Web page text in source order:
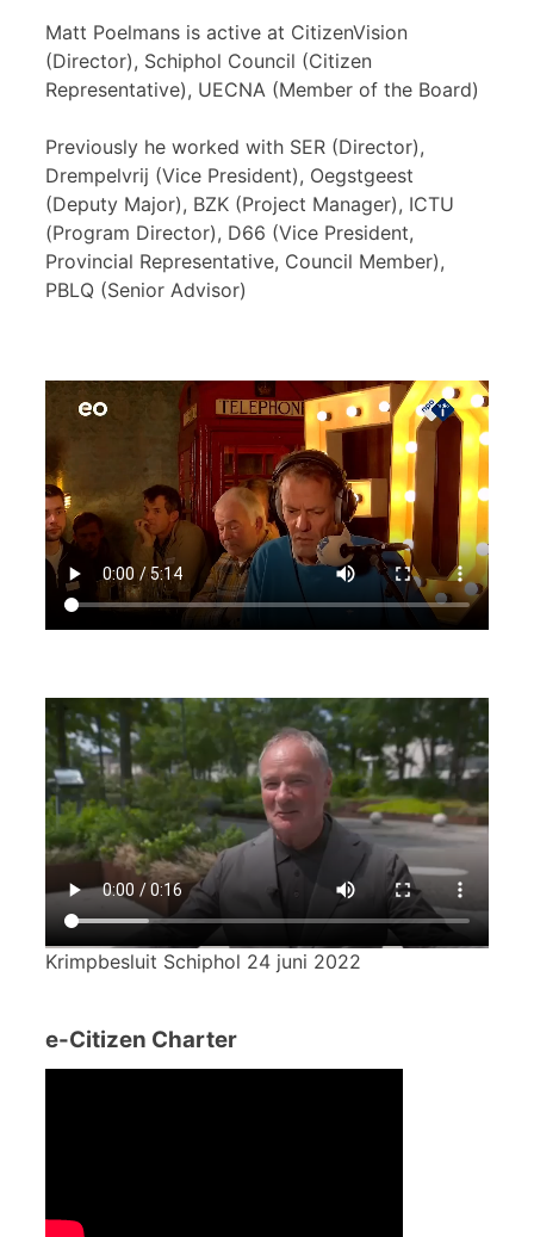
Matt Poelmans is active at CitizenVision
(Director), Schiphol Council (Citizen
Representative), UECNA (Member of the Board)
Previously he worked with SER (Director),
Drempelvrij (Vice President), Oegstgeest
(Deputy Major), BZK (Project Manager), ICTU
(Program Director), D66 (Vice President,
Provincial Representative, Council Member),
PBLQ (Senior Advisor)
Krimpbesluit Schiphol 24 juni 2022
e-Citizen Charter